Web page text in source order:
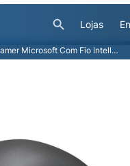
Lojas
Com Fio Intellimouse USB - Preto/Prata